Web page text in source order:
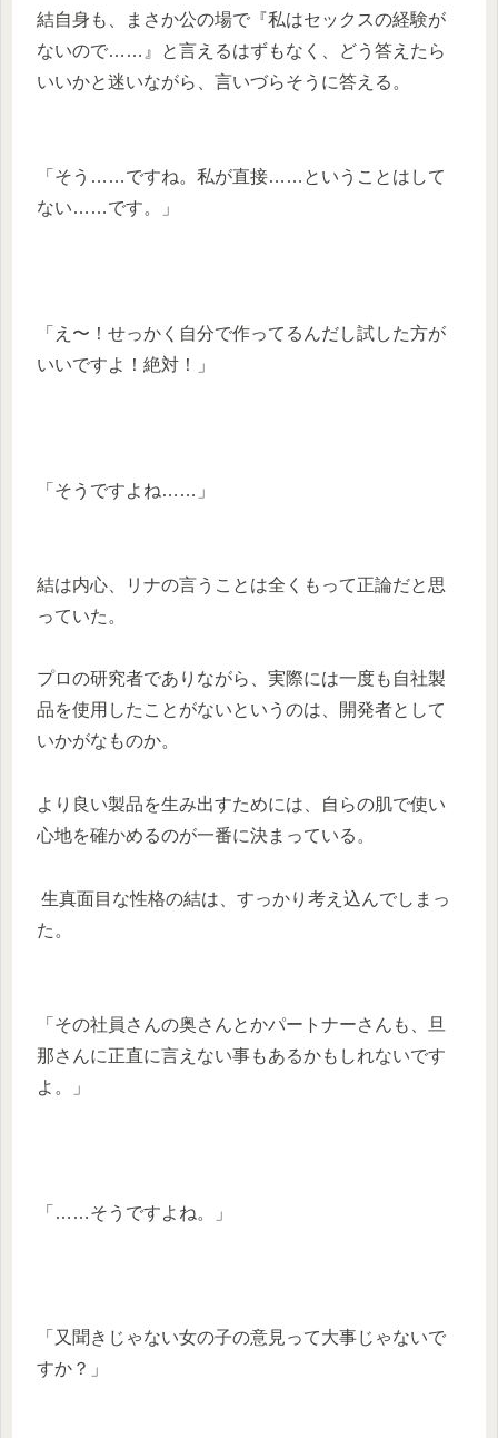
結自身も、まさか公の場で『私はセックスの経験が
ないので……』と言えるはずもなく、どう答えたら
いいかと迷いながら、言いづらそうに答える。
「そう……ですね。私が直接……ということはして
ない……です。」
「え〜！せっかく自分で作ってるんだし試した方が
いいですよ！絶対！」
「そうですよね……」
結は内心、リナの言うことは全くもって正論だと思
っていた。
プロの研究者でありながら、実際には一度も自社製
品を使用したことがないというのは、開発者として
いかがなものか。
より良い製品を生み出すためには、自らの肌で使い
心地を確かめるのが一番に決まっている。
生真面目な性格の結は、すっかり考え込んでしまっ
た。
「その社員さんの奥さんとかパートナーさんも、旦
那さんに正直に言えない事もあるかもしれないです
よ。」
「……そうですよね。」
「又聞きじゃない女の子の意見って大事じゃないで
すか？」